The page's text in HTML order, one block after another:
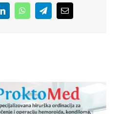
LinkedInWhatsAppTelegramEmail